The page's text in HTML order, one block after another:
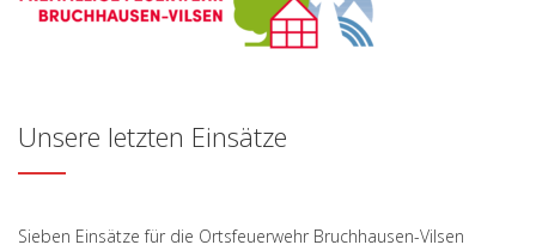
Unsere letzten Einsätze
Sieben Einsätze für die Ortsfeuerwehr Bruchhausen-Vilsen